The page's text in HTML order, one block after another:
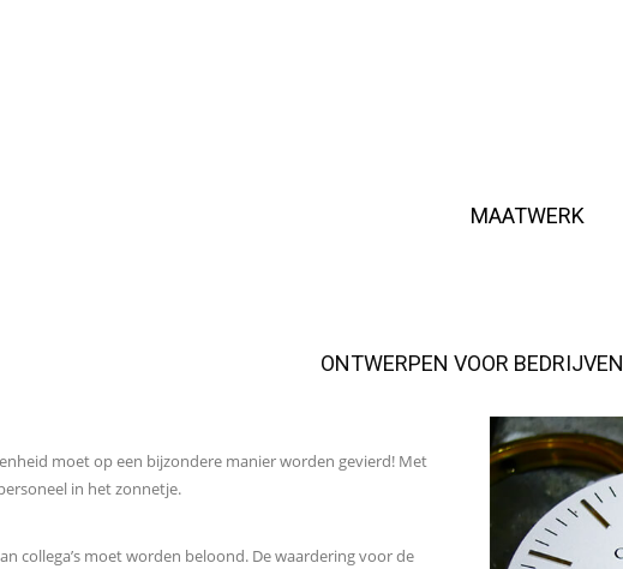
MAATWERK
ONTWERPEN VOOR BEDRIJVEN
moet op een bijzondere manier worden gevierd! Met
in het zonnetje.
collega’s moet worden beloond. De waardering voor de